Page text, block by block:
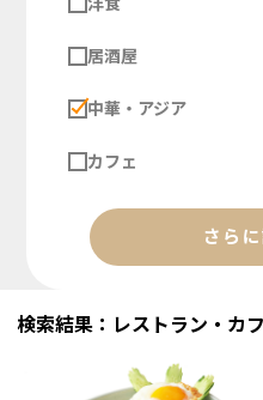
居酒屋
中華・アジア
カフェ
さら
検索結果：レストラン・カ